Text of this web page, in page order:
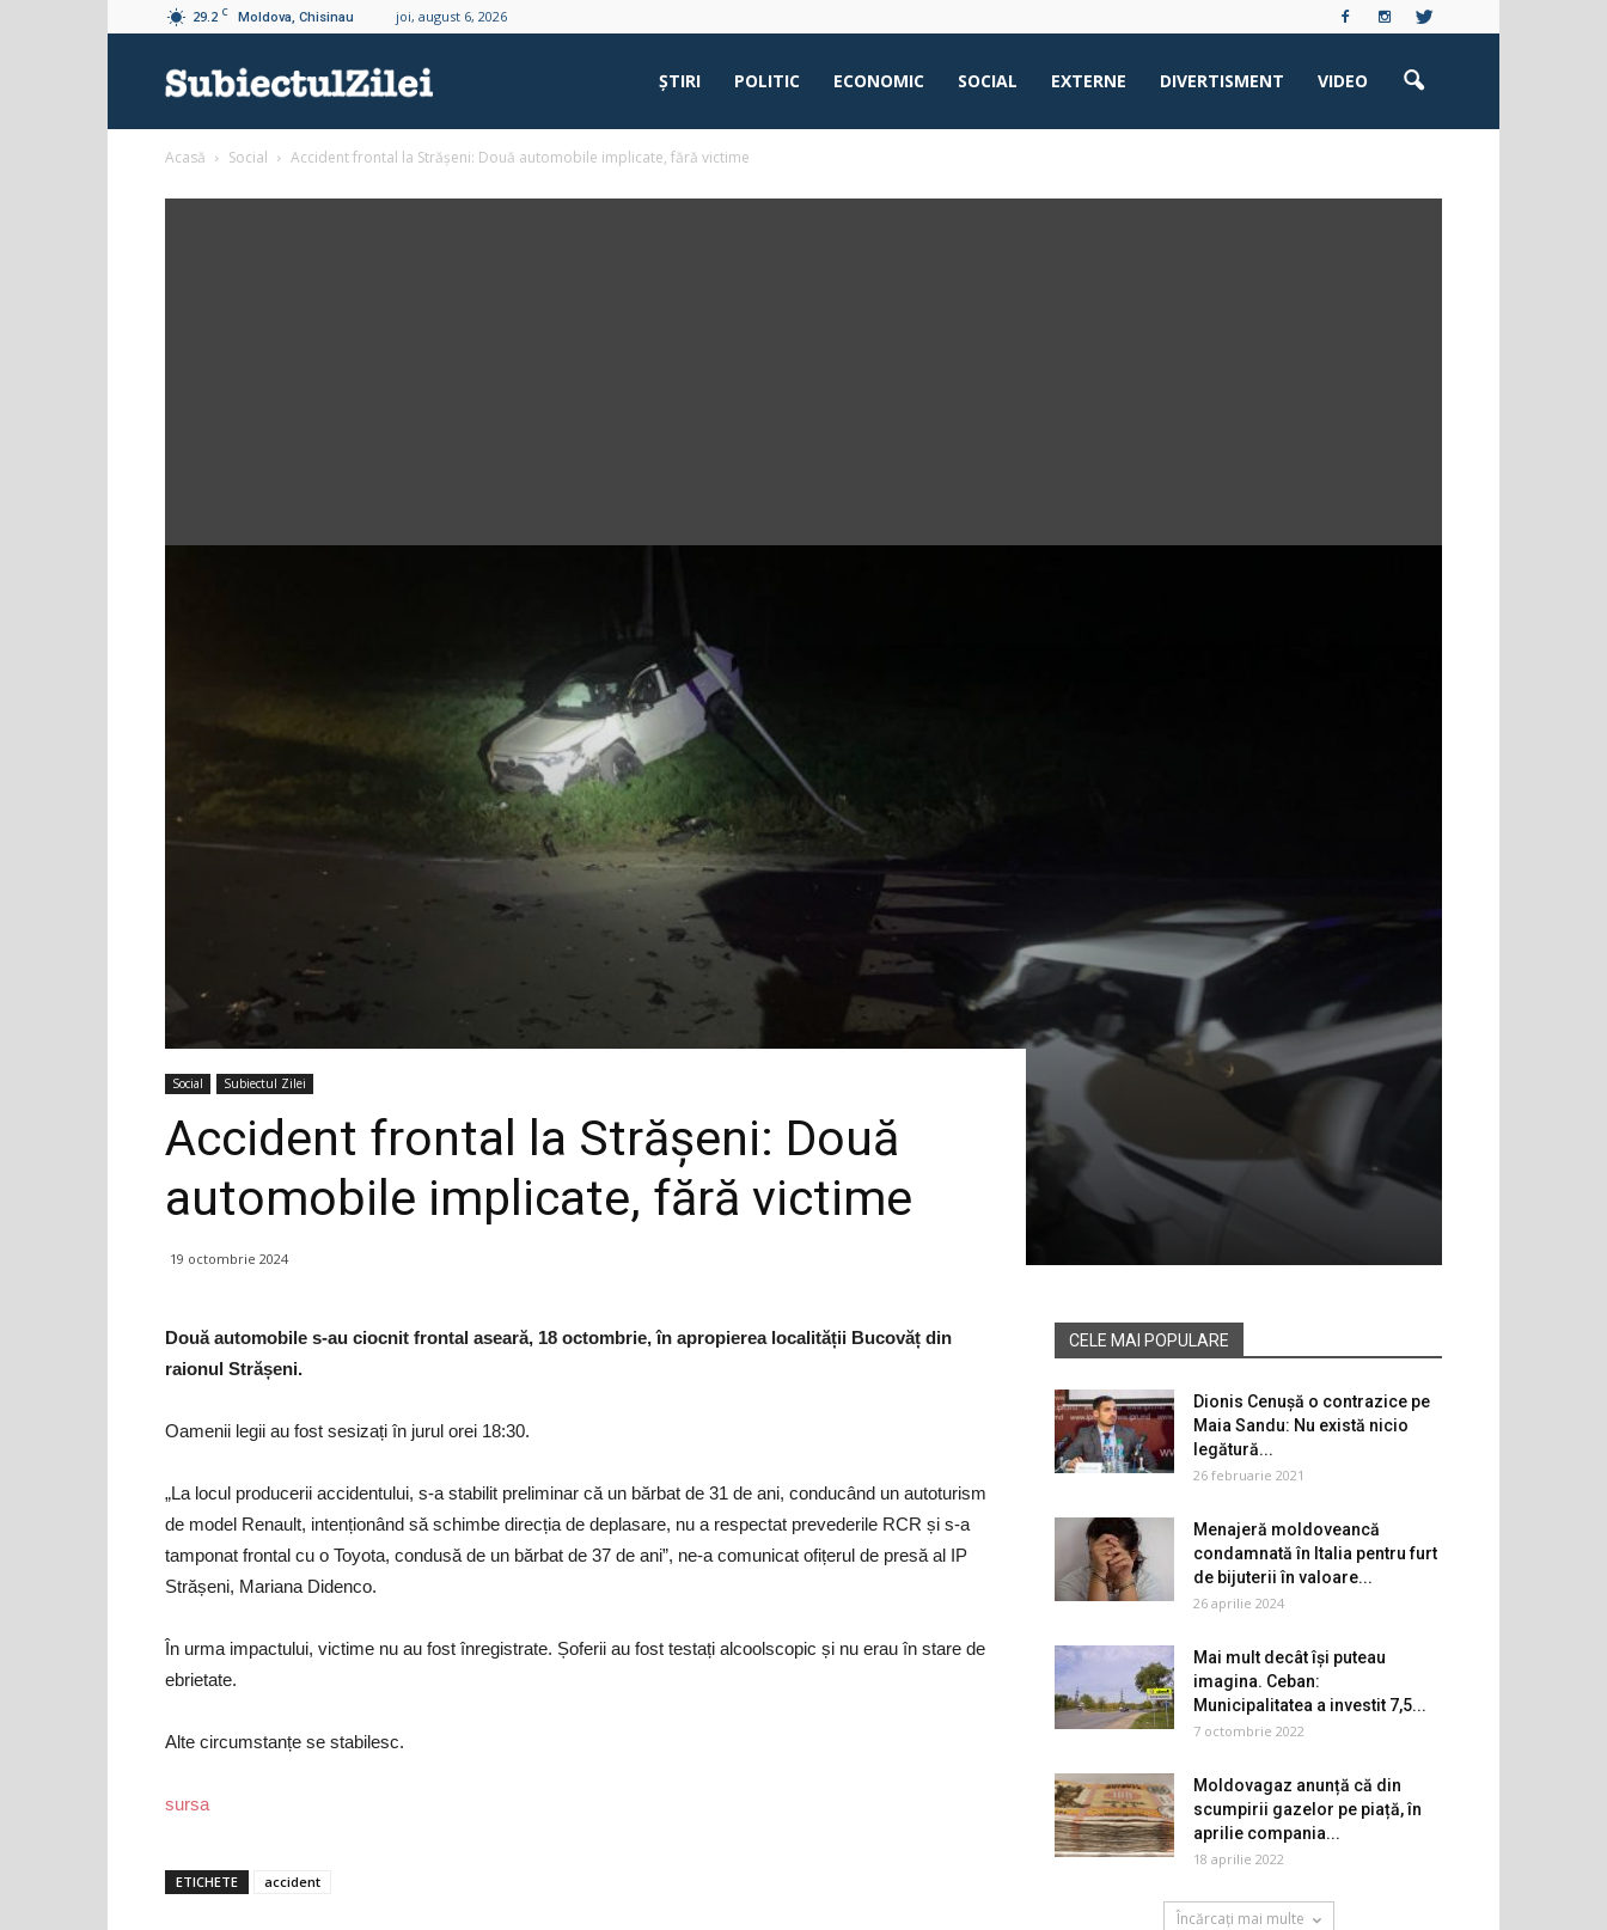
29.2 C Moldova, Chisinau joi, august 6, 2026
ŞTIRI POLITIC ECONOMIC SOCIAL EXTERNE DIVERTISMENT VIDEO
Acasă Social Accident frontal la Strășeni: Două automobile implicate, fără victime
Social Subiectul Zilei
Accident frontal la Strășeni: Două
automobile implicate, fără victime
19 octombrie 2024
Două automobile s-au ciocnit frontal aseară, 18 octombrie, în apropierea localității Bucovăț din
raionul Strășeni.
Oamenii legii au fost sesizați în jurul orei 18:30.
„La locul producerii accidentului, s-a stabilit preliminar că un bărbat de 31 de ani, conducând un autoturism
de model Renault, intenționând să schimbe direcția de deplasare, nu a respectat prevederile RCR și s-a
tamponat frontal cu o Toyota, condusă de un bărbat de 37 de ani”, ne-a comunicat ofițerul de presă al IP
Strășeni, Mariana Didenco.
În urma impactului, victime nu au fost înregistrate. Șoferii au fost testați alcoolscopic și nu erau în stare de
ebrietate.
Alte circumstanțe se stabilesc.
sursa
ETICHETE accident
CELE MAI POPULARE
Dionis Cenușă o contrazice pe
Maia Sandu: Nu există nicio
legătură...
26 februarie 2021
Menajeră moldoveancă
condamnată în Italia pentru furt
de bijuterii în valoare...
26 aprilie 2024
Mai mult decât își puteau
imagina. Ceban:
Municipalitatea a investit 7,5...
7 octombrie 2022
Moldovagaz anunță că din
scumpirii gazelor pe piață, în
aprilie compania...
18 aprilie 2022
Încărcați mai multe